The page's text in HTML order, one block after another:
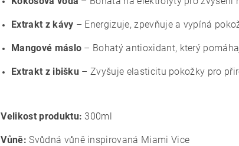
Extrakt z kávy – Energizuje, zpevňuje a vypíná
Mangové máslo – Bohatý antioxidant, který
Extrakt z ibišku – Zvyšuje elasticitu pokožky pro
Velikost produktu: 300ml
Vůně: Svůdná vůně inspirovaná Miami Vice